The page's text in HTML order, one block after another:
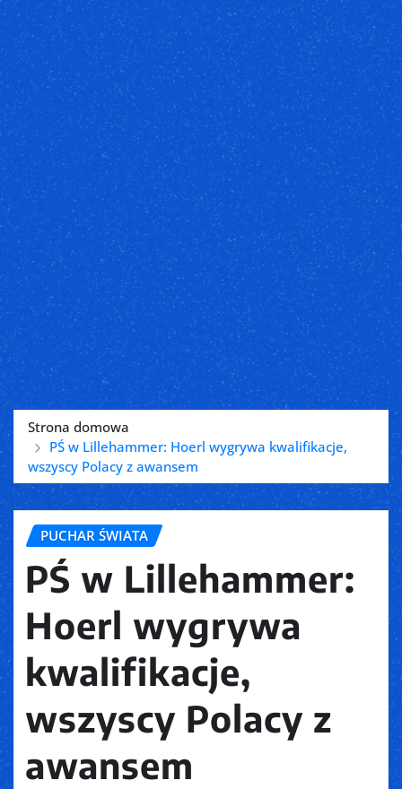
Strona domowa
PŚ w Lillehammer: Hoerl wygrywa kwalifikacje,
wszyscy Polacy z awansem
PUCHAR ŚWIATA
PŚ w Lillehammer:
Hoerl wygrywa
kwalifikacje,
wszyscy Polacy z
awansem